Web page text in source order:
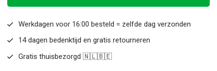
Werkdagen voor 16:00 besteld = zelfde dag verzonden
14 dagen bedenktijd en gratis retourneren
Gratis thuisbezorgd 🇳🇱🇧🇪